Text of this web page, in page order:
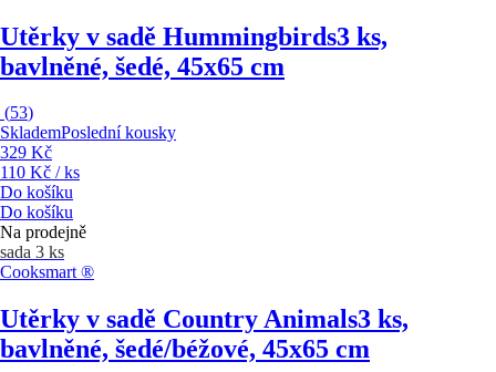
Utěrky v sadě Hummingbirds3 ks,
bavlněné, šedé, 45x65 cm
(53)
SklademPoslední kousky
329 Kč
110 Kč / ks
Do košíku
Do košíku
Na prodejně
sada 3 ks
Cooksmart ®
Utěrky v sadě Country Animals3 ks,
bavlněné, šedé/béžové, 45x65 cm